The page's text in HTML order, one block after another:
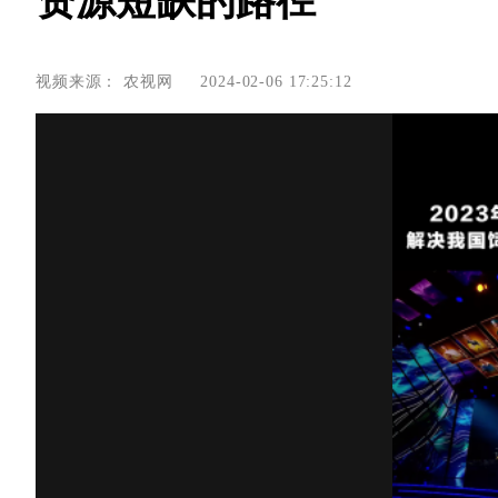
视频来源：农视网 2024-02-06 17:25:12